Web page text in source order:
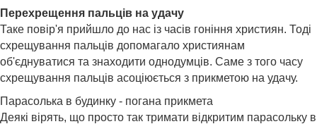
Перехрещення пальців на удачу
Таке повір'я прийшло до нас із часів гоніння християн. Тоді
схрещування пальців допомагало християнам
об'єднуватися та знаходити однодумців. Саме з того часу
схрещування пальців асоціюється з прикметою на удачу.
Парасолька в будинку - погана прикмета
Деякі вірять, що просто так тримати відкритим парасольку в